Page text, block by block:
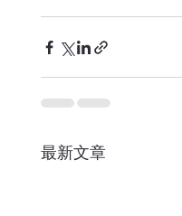
最新文章